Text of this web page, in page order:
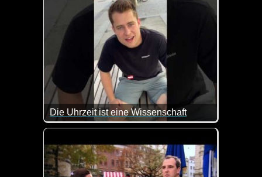
Die Uhrzeit ist eine Wissenschaft
Die Uhrzeit wird immer ein Thema sein, über das